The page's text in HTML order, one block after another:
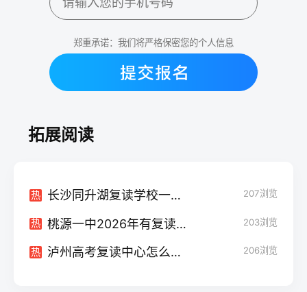
郑重承诺：我们将严格保密您的个人信息
拓展阅读
热 长沙同升湖复读学校一年学费详解（2026-2027学年） 207浏览
热 桃源一中2026年有复读班吗？最新政策与复读择校指南 203浏览
热 泸州高考复读中心怎么选？2026届复读生择校核心指南 206浏览